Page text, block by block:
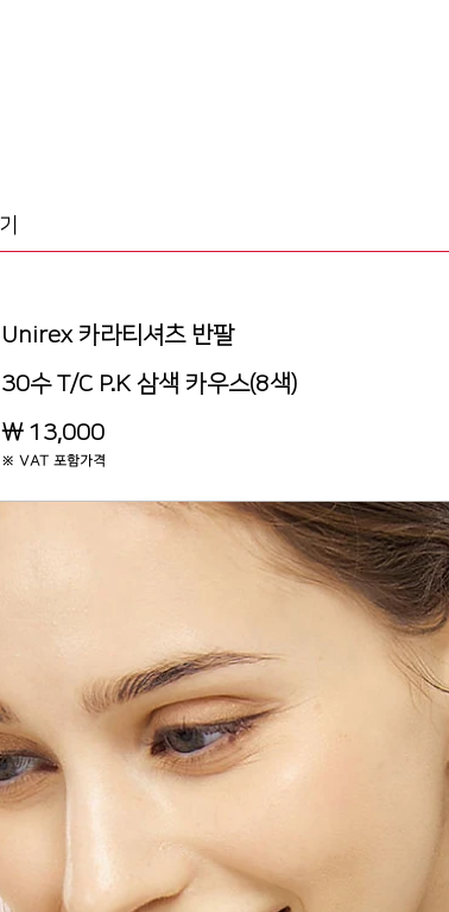
Unirex 카라티셔츠 반팔
30수 T/C P.K 삼색 카우스(8색)
※ VAT 포함가격
￦ 13,000